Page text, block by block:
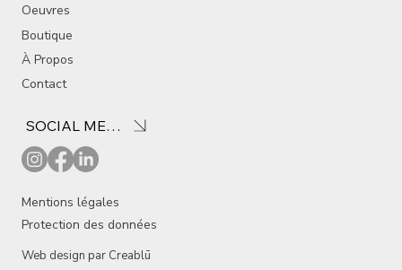
Oeuvres
Boutique
À Propos
Contact
SOCIAL MEDIA
Mentions légales
Protection des données
Web design par Creablū